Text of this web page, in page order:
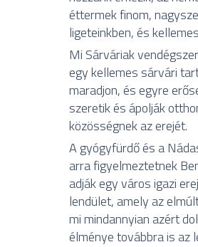
éttermek finom,
ligeteinkben, és
Mi Sárváriak
egy kellemes sárvári
maradjon, és egyre
szeretik és ápolják
közösségnek az erejét.
A gyógyfürdő és a
arra figyelmeztetnek
adják egy város igazi
lendület, amely az
mi mindannyian azért
élménye továbbra is az